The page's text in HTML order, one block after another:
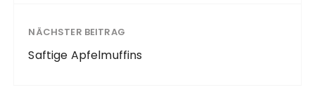
NÄCHSTER BEITRAG
Saftige Apfelmuffins